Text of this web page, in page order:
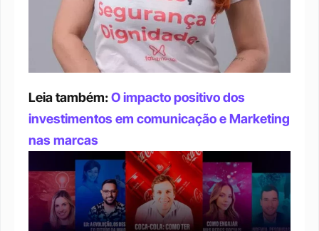
Leia também: O impacto positivo dos
investimentos em comunicação e Marketing
nas marcas